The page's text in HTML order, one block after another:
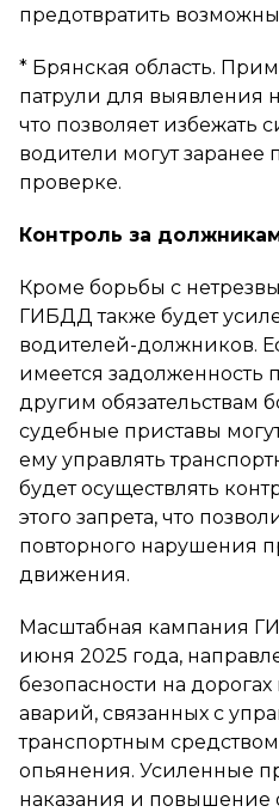
предотвратить
* Брянская область.
патрули для выявления
что позволяет избежать
водители могут заранее
проверке.
Контроль за
Кроме борьбы с
ГИБДД также будет
водителей-должников.
имеется задолженность
другим обязательствам
судебные приставы
ему управлять
будет осуществлять
этого запрета, что
повторного нарушения
движения.
Масштабная кампания
июня 2025 года,
безопасности на
аварий, связанных с
транспортным
опьянения. Усиленные
наказания и повышение